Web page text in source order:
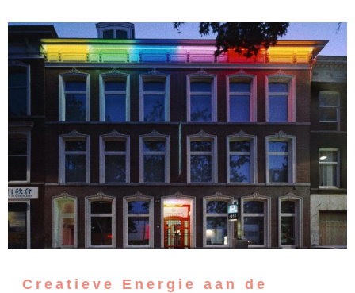
Creatieve Energie aan de